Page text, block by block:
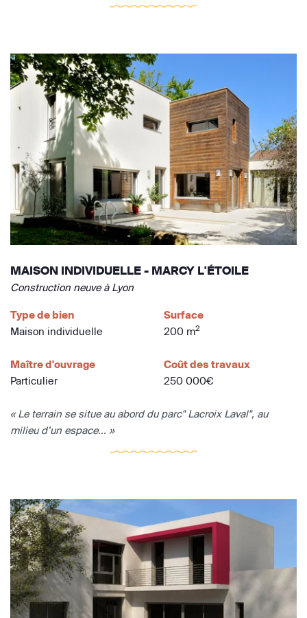
MAISON INDIVIDUELLE - MARCY L'ÉTOILE
Construction neuve à Lyon
Type de bien
Maison individuelle
Surface
200 m2
Maître d'ouvrage
Particulier
Coût des travaux
250 000€
« Le terrain se situe au abord du parc" Lacroix Laval", au
milieu d’un espace... »